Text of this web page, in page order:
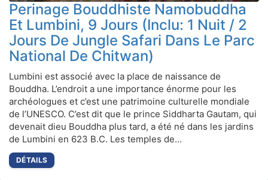
Perinage Bouddhiste Namobuddha
Et Lumbini, 9 Jours (Inclu: 1 Nuit / 2
Jours De Jungle Safari Dans Le Parc
National De Chitwan)
Lumbini est associé avec la place de naissance de
Bouddha. L’endroit a une importance énorme pour les
archéologues et c’est une patrimoine culturelle mondiale
de l’UNESCO. C’est dit que le prince Siddharta Gautam, qui
devenait dieu Bouddha plus tard, a été né dans les jardins
de Lumbini en 623 B.C. Les temples de…
DÉTAILS